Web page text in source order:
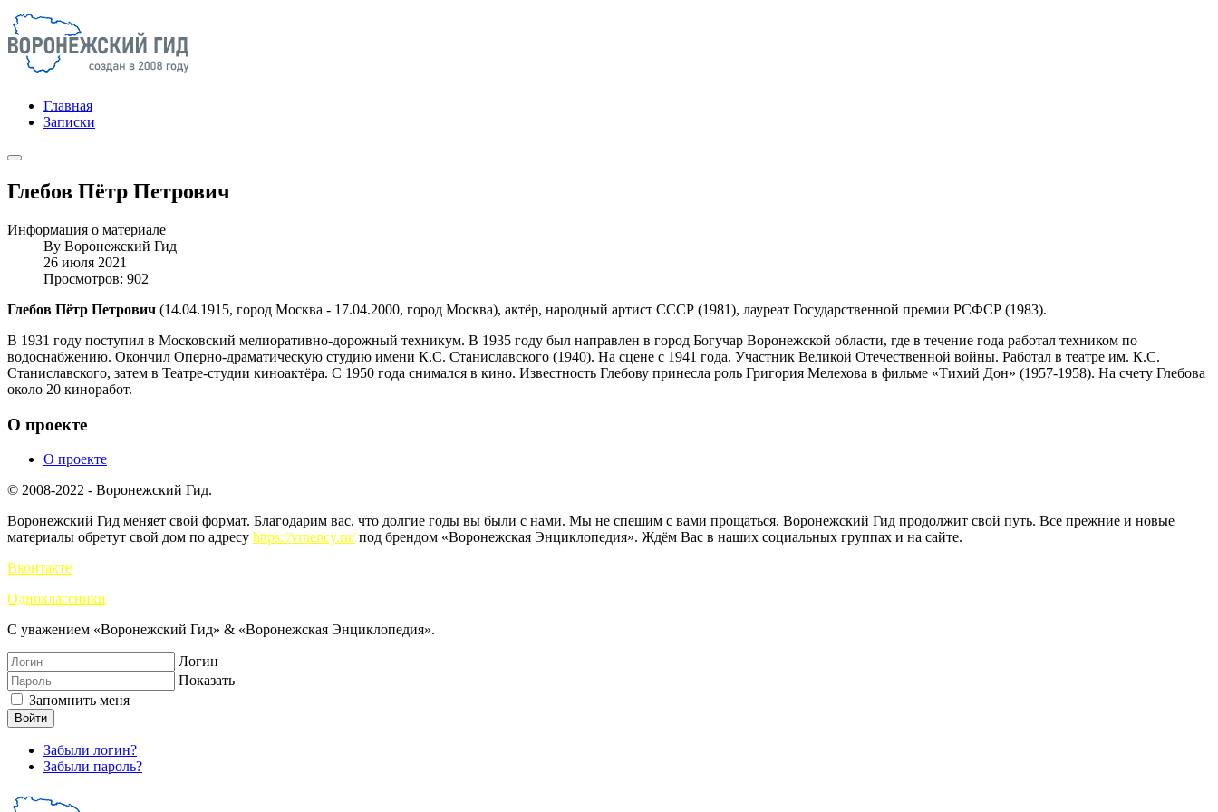
Главная
Записки
Глебов Пётр Петрович
Информация о материале
By Воронежский Гид
26 июля 2021
Просмотров: 902
Глебов Пётр Петрович (14.04.1915, город Москва - 17.04.2000, город Москва), актёр, народный артист СССР (1981), лауреат Государственной премии РСФСР (1983).
В 1931 году поступил в Московский мелиоративно-дорожный техникум. В 1935 году был направлен в город Богучар Воронежской области, где в течение года работал техником по
водоснабжению. Окончил Оперно-драматическую студию имени К.С. Станиславского (1940). На сцене с 1941 года. Участник Великой Отечественной войны. Работал в театре им. К.С.
Станиславского, затем в Театре-студии киноактёра. С 1950 года снимался в кино. Известность Глебову принесла роль Григория Мелехова в фильме «Тихий Дон» (1957-1958). На счету Глебова
около 20 киноработ.
О проекте
О проекте
© 2008-2022 - Воронежский Гид.
Воронежский Гид меняет свой формат. Благодарим вас, что долгие годы вы были с нами. Мы не спешим с вами прощаться, Воронежский Гид продолжит свой путь. Все прежние и новые
материалы обретут свой дом по адресу https://vrnency.ru/под брендом «Воронежская Энциклопедия». Ждём Вас в наших социальных группах и на сайте.
Вконтакте
Одноклассники
С уважением «Воронежский Гид» & «Воронежская Энциклопедия».
Логин
Показать
Запомнить меня
Войти
Забыли логин?
Забыли пароль?